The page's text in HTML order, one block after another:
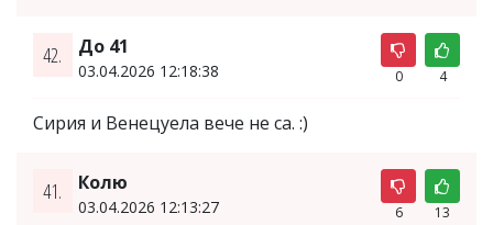
42. До 41
03.04.2026 12:18:38 0 4
Сирия и Венецуела вече не са. :)
41. Колю
03.04.2026 12:13:27 6 13